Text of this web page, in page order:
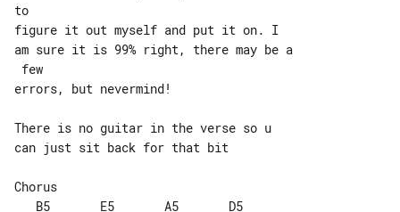
to
figure it out myself and put it on. I
am sure it is 99% right, there may be a
errors, but nevermind!
There is no guitar in the verse so u
can just sit back for that bit
Chorus